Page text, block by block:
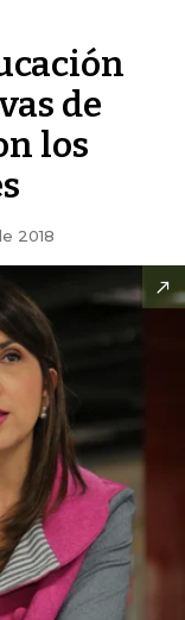
de
los
2018